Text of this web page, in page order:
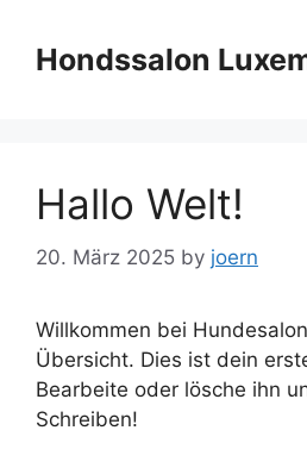
contentHondssalon
Hallo Welt!
20. März 2025 by joern
Willkommen bei
Übersicht. Dies ist dein
Bearbeite oder lösche ihn
Schreiben!